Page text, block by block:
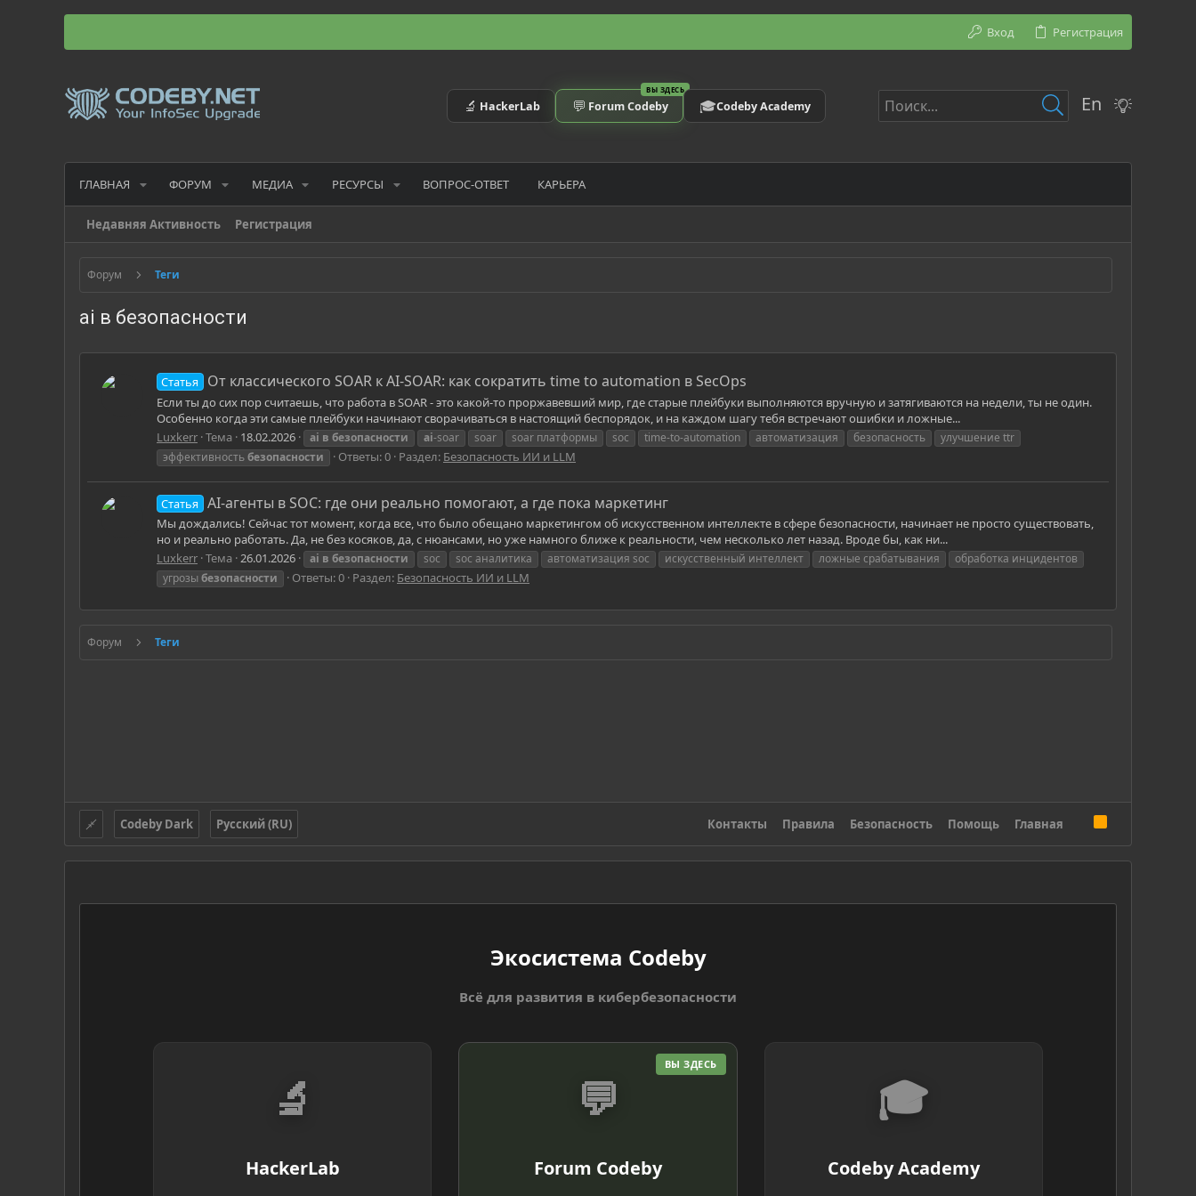
Вход Регистрация
🔬 HackerLab
ВЫ ЗДЕСЬ
💬 Forum Codeby 🎓Codeby Academy En
ГЛАВНАЯ ФОРУМ МЕДИА РЕСУРСЫ ВОПРОС-ОТВЕТ КАРЬЕРА
Недавняя Активность Регистрация
Форум Теги
ai в безопасности
Статья От классического SOAR к AI-SOAR: как сократить time to automation в SecOps
Если ты до сих пор считаешь, что работа в SOAR - это какой-то проржавевший мир, где старые плейбуки выполняются вручную и затягиваются на недели, ты не один.
Особенно когда эти самые плейбуки начинают сворачиваться в настоящий беспорядок, и на каждом шагу тебя встречают ошибки и ложные...
Luxkerr Тема 18.02.2026 ai в безопасности ai-soar soar soar платформы soc time-to-automation автоматизация безопасность
улучшение ttr
эффективностьбезопасности Ответы: 0 Раздел: Безопасность ИИ и LLM
Статья AI-агенты в SOC: где они реально помогают, а где пока маркетинг
Мы дождались! Сейчас тот момент, когда все, что было обещано маркетингом об искусственном интеллекте в сфере безопасности, начинает не просто существовать,
но и реально работать. Да, не без косяков, да, с нюансами, но уже намного ближе к реальности, чем несколько лет назад. Вроде бы, как ни...
Luxkerr Тема 26.01.2026 ai в безопасности soc soc аналитика автоматизация soc искусственный интеллект ложные срабатывания
обработка инцидентов
угрозы безопасности Ответы: 0 Раздел: Безопасность ИИ и LLM
Форум Теги
Codeby Dark Русский (RU) Контакты Правила Безопасность Помощь Главная
S
Экосистема Codeby
Всё для развития в кибербезопасности
🔬
HackerLab
ВЫ ЗДЕСЬ
💬
Forum Codeby
🎓
Codeby Academy